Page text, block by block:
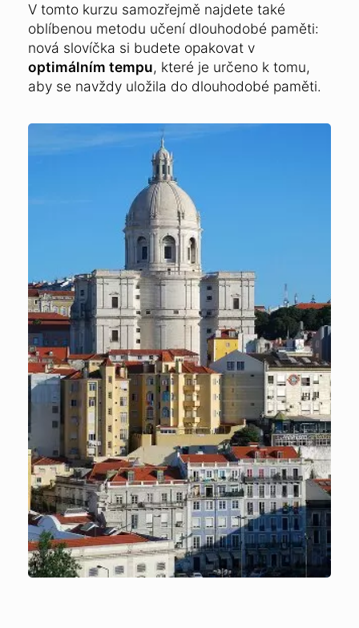
V tomto kurzu samozřejmě najdete také
oblíbenou metodu učení dlouhodobé paměti:
nová slovíčka si budete opakovat v
optimálním tempu, které je určeno k tomu,
aby se navždy uložila do dlouhodobé paměti.